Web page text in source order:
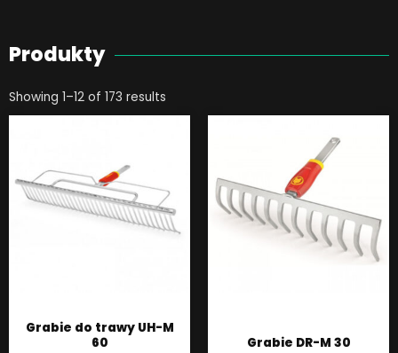
Produkty
Showing 1–12 of 173 results
Grabie do trawy UH-M
60
Grabie DR-M 30